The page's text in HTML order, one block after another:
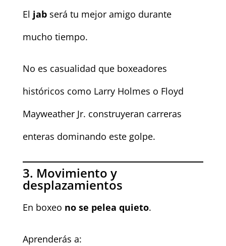
El jabserá tu mejor amigo durante
mucho tiempo.
No es casualidad que boxeadores
históricos como Larry Holmes o Floyd
Mayweather Jr. construyeran carreras
enteras dominando este golpe.
3. Movimiento y
desplazamientos
En boxeo no se pelea quieto.
Aprenderás a: